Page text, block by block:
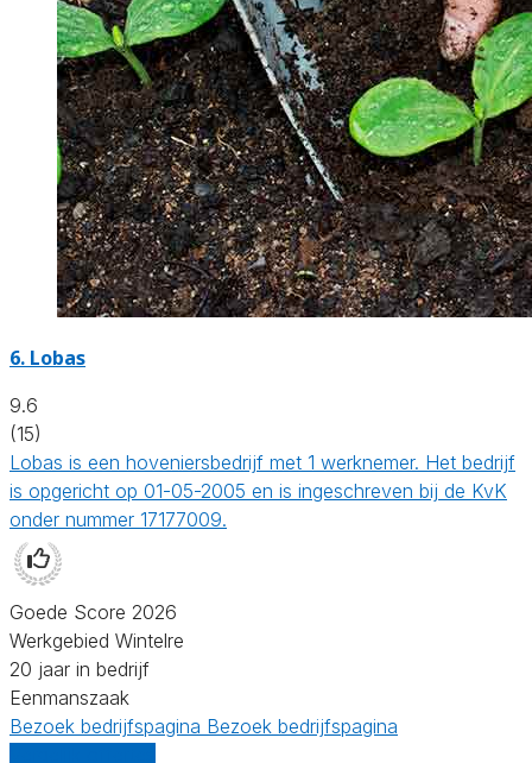
6. Lobas
9.6
(15)
Lobas is een hoveniersbedrijf met 1 werknemer. Het bedrijf
is opgericht op 01-05-2005 en is ingeschreven bij de KvK
onder nummer 17177009.
Goede Score 2026
Werkgebied Wintelre
20 jaar in bedrijf
Eenmanszaak
Bezoek bedrijfspagina Bezoek bedrijfspagina